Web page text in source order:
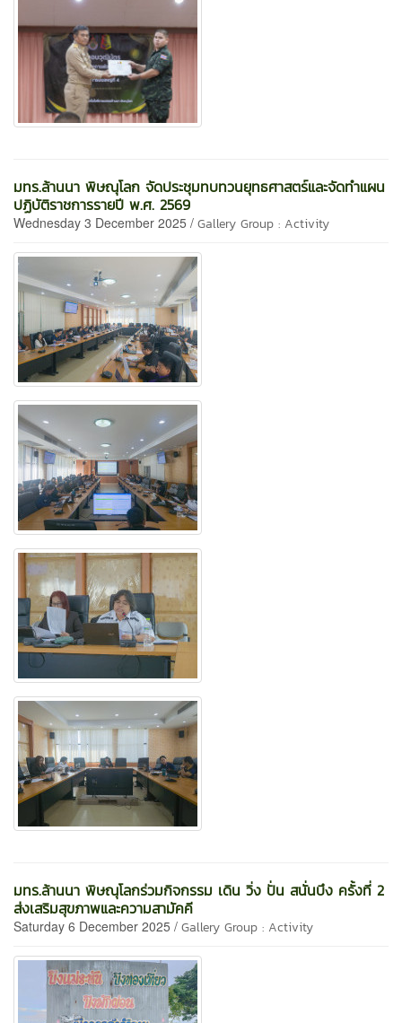
มทร.ล้านนา พิษณุโลก จัดประชุมทบทวนยุทธศาสตร์และจัดทำแผน
ปฏิบัติราชการรายปี พ.ศ. 2569
Wednesday 3 December 2025 / Gallery Group : Activity
มทร.ล้านนา พิษณุโลกร่วมกิจกรรม เดิน วิ่ง ปั่น สนั่นบึง ครั้งที่ 2
ส่งเสริมสุขภาพและความสามัคคี
Saturday 6 December 2025 / Gallery Group : Activity